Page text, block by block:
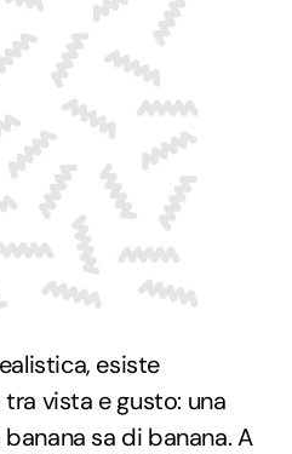
esiste
tra vista e gusto: una
sa di banana. A